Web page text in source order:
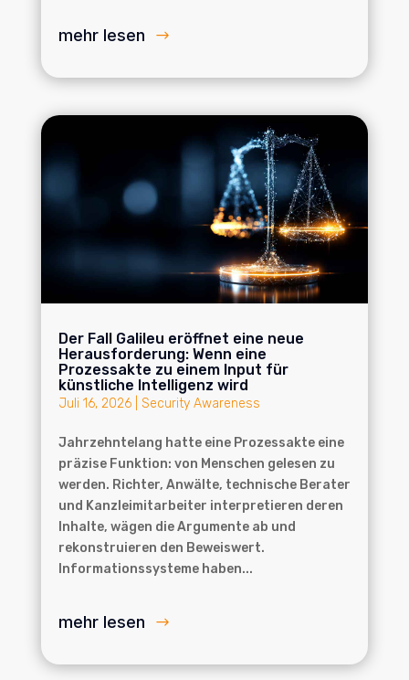
mehr lesen
Der Fall Galileu eröffnet eine neue
Herausforderung: Wenn eine
Prozessakte zu einem Input für
künstliche Intelligenz wird
Juli 16, 2026| Security Awareness
Jahrzehntelang hatte eine Prozessakte eine
präzise Funktion: von Menschen gelesen zu
werden. Richter, Anwälte, technische Berater
und Kanzleimitarbeiter interpretieren deren
Inhalte, wägen die Argumente ab und
rekonstruieren den Beweiswert.
Informationssysteme haben...
mehr lesen